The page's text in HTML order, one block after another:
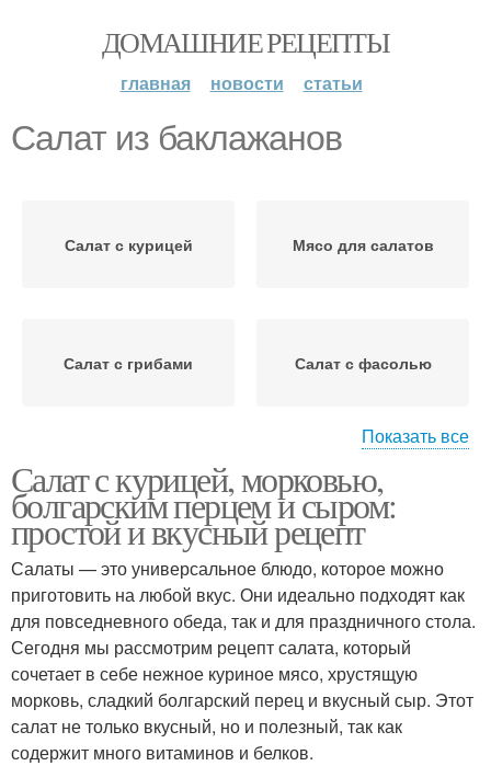
ДОМАШНИЕ РЕЦЕПТЫ
главная новости статьи
Салат из баклажанов
Салат с курицей Мясо для салатов
Салат с грибами Салат с фасолью
Салат с сыром
колбасками
Слоеный салат Салат с помидорами
Зеленый салат Салат с рисом
Показать все
Салат с курицей, морковью,
болгарским перцем и сыром:
простой и вкусный рецепт
Салаты — это универсальное блюдо, которое можно
приготовить на любой вкус. Они идеально подходят как
для повседневного обеда, так и для праздничного стола.
Сегодня мы рассмотрим рецепт салата, который
сочетает в себе нежное куриное мясо, хрустящую
морковь, сладкий болгарский перец и вкусный сыр. Этот
салат не только вкусный, но и полезный, так как
содержит много витаминов и белков.